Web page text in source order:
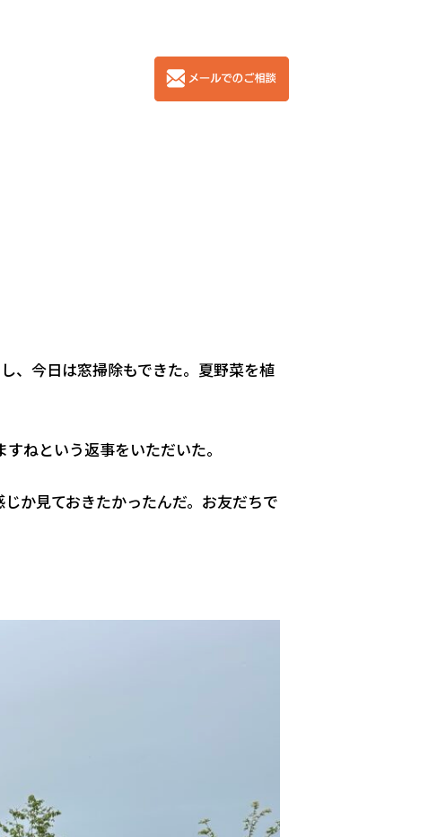
、今日は窓掃除もできた。夏野菜を植
ねという返事をいただいた。
か見ておきたかったんだ。お友だちで